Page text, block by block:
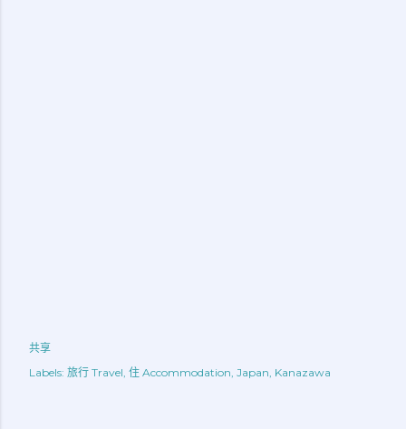
共享
Labels: 旅行 Travel 住 Accommodation Japan Kanazawa